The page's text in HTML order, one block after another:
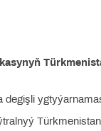
degişli